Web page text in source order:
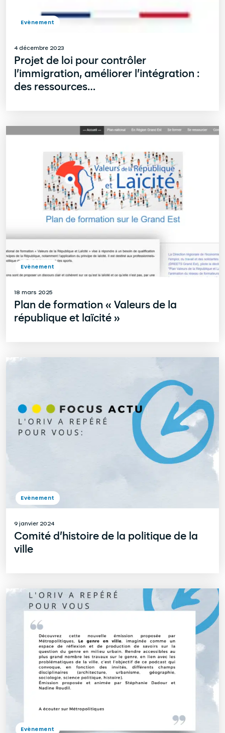
4 décembre 2023
Projet de loi pour contrôler
l’immigration, améliorer l’intégration :
des ressources…
Evènement
18 mars 2025
Plan de formation « Valeurs de la
république et laïcité »
Evènement
9 janvier 2024
Comité d’histoire de la politique de la
ville
Evènement
Evènement